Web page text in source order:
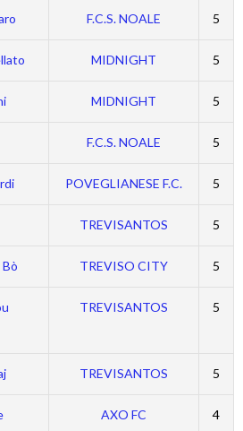
F.C.S. NOALE 5
MIDNIGHT 5
MIDNIGHT 5
F.C.S. NOALE 5
POVEGLIANESE F.C. 5
TREVISANTOS 5
TREVISO CITY 5
TREVISANTOS 5
TREVISANTOS 5
AXO FC 4